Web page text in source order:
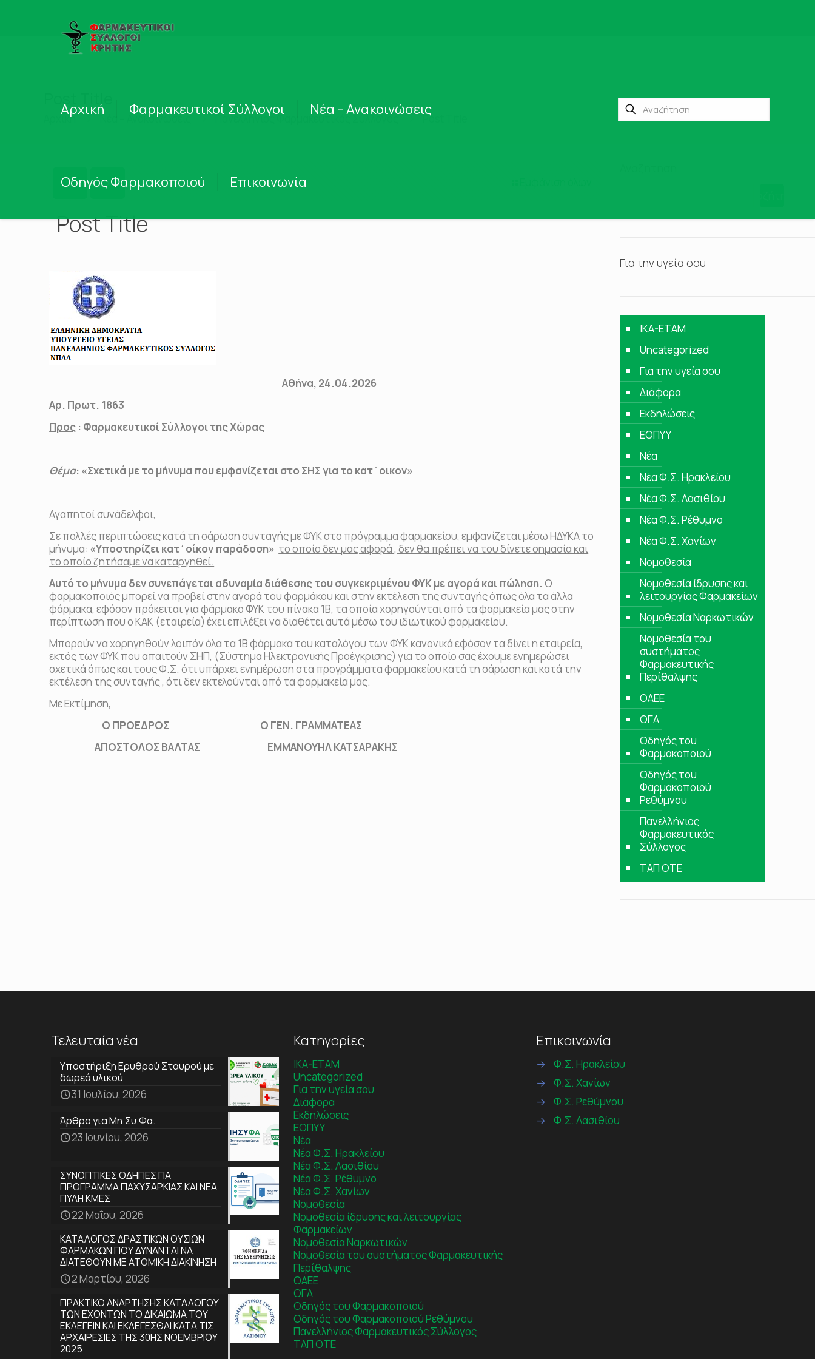
Αρχική Φαρμακευτικοί Σύλλογοι Νέα – Ανακοινώσεις
Οδηγός Φαρμακοποιού Επικοινωνία
Post Title
Αρχική Νέα – Ανακοινώσεις Πανελλήνιος Φαρμακευτικός Σύλλογος Post Title
Post Title
Αθήνα, 24.04.2026
Αρ. Πρωτ. 1863
Προς : Φαρμακευτικοί Σύλλογοι της Χώρας
Θέμα: «Σχετικά με το μήνυμα που εμφανίζεται στο ΣΗΣ για το κατ΄οικον»
Αγαπητοί συνάδελφοι,
Σε πολλές περιπτώσεις κατά τη σάρωση συνταγής με ΦΥΚ στο πρόγραμμα φαρμακείου, εμφανίζεται μέσω ΗΔΥΚΑ το
μήνυμα: «Υποστηρίζει κατ΄οίκον παράδοση» το οποίο δεν μας αφορά , δεν θα πρέπει να του δίνετε σημασία και
το οποίο ζητήσαμε να καταργηθεί.
Αυτό το μήνυμα δεν συνεπάγεται αδυναμία διάθεσης του συγκεκριμένου ΦΥΚ με αγορά και πώληση. Ο
φαρμακοποιός μπορεί να προβεί στην αγορά του φαρμάκου και στην εκτέλεση της συνταγής όπως όλα τα άλλα
φάρμακα, εφόσον πρόκειται για φάρμακο ΦΥΚ του πίνακα 1Β, τα οποία χορηγούνται από τα φαρμακεία μας στην
περίπτωση που ο ΚΑΚ (εταιρεία) έχει επιλέξει να διαθέτει αυτά μέσω του ιδιωτικού φαρμακείου.
Μπορούν να χορηγηθούν λοιπόν όλα τα 1Β φάρμακα του καταλόγου των ΦΥΚ κανονικά εφόσον τα δίνει η εταιρεία,
εκτός των ΦΥΚ που απαιτούν ΣΗΠ, (Σύστημα Ηλεκτρονικής Προέγκρισης) για το οποίο σας έχουμε ενημερώσει
σχετικά όπως και τους Φ.Σ. ότι υπάρχει ενημέρωση στα προγράμματα φαρμακείου κατά τη σάρωση και κατά την
εκτέλεση της συνταγής , ότι δεν εκτελούνται από τα φαρμακεία μας.
Με Εκτίμηση,
Ο ΠΡΟΕΔΡΟΣ Ο ΓΕΝ. ΓΡΑΜΜΑΤΕΑΣ
ΑΠΟΣΤΟΛΟΣ ΒΑΛΤΑΣ ΕΜΜΑΝΟΥΗΛ ΚΑΤΣΑΡΑΚΗΣ
Για την υγεία σου
IKA-ETAM
Uncategorized
Για την υγεία σου
Διάφορα
Εκδηλώσεις
ΕΟΠΥΥ
Νέα
Νέα Φ.Σ. Ηρακλείου
Νέα Φ.Σ. Λασιθίου
Νέα Φ.Σ. Ρέθυμνο
Νέα Φ.Σ. Χανίων
Νομοθεσία
Νομοθεσία ίδρυσης και
λειτουργίας Φαρμακείων
Νομοθεσία Ναρκωτικών
Νομοθεσία του
συστήματος
Φαρμακευτικής
Περίθαλψης
ΟΑΕΕ
ΟΓΑ
Οδηγός του
Φαρμακοποιού
Οδηγός του
Φαρμακοποιού
Ρεθύμνου
Πανελλήνιος
Φαρμακευτικός
Σύλλογος
ΤΑΠ ΟΤΕ
Τελευταία νέα
Υποστήριξη Ερυθρού Σταυρού με
δωρεά υλικού
31 Ιουλίου, 2026
Άρθρο για Μη.Συ.Φα.
23 Ιουνίου, 2026
ΣΥΝΟΠΤΙΚΕΣ ΟΔΗΓΙΕΣ ΓΙΑ
ΠΡΟΓΡΑΜΜΑ ΠΑΧΥΣΑΡΚΙΑΣ ΚΑΙ ΝΕΑ
ΠΥΛΗ ΚΜΕΣ
22 Μαΐου, 2026
ΚΑΤΑΛΟΓΟΣ ΔΡΑΣΤΙΚΩΝ ΟΥΣΙΩΝ
ΦΑΡΜΑΚΩΝ ΠΟΥ ΔΥΝΑΝΤΑΙ ΝΑ
ΔΙΑΤΕΘΟΥΝ ΜΕ ΑΤΟΜΙΚΗ ΔΙΑΚΙΝΗΣΗ
2 Μαρτίου, 2026
ΠΡΑΚΤΙΚΟ ΑΝΑΡΤΗΣΗΣ ΚΑΤΑΛΟΓΟΥ
ΤΩΝ ΕΧΟΝΤΩΝ ΤΟ ΔΙΚΑΙΩΜΑ ΤΟΥ
ΕΚΛΕΓΕΙΝ ΚΑΙ ΕΚΛΕΓΕΣΘΑΙ ΚΑΤΑ ΤΙΣ
ΑΡΧΑΙΡΕΣΙΕΣ ΤΗΣ 30ΗΣ ΝΟΕΜΒΡΙΟΥ
2025
Κατηγορίες
IKA-ETAM
Uncategorized
Για την υγεία σου
Διάφορα
Εκδηλώσεις
ΕΟΠΥΥ
Νέα
Νέα Φ.Σ. Ηρακλείου
Νέα Φ.Σ. Λασιθίου
Νέα Φ.Σ. Ρέθυμνο
Νέα Φ.Σ. Χανίων
Νομοθεσία
Νομοθεσία ίδρυσης και λειτουργίας
Φαρμακείων
Νομοθεσία Ναρκωτικών
Νομοθεσία του συστήματος Φαρμακευτικής
Περίθαλψης
ΟΑΕΕ
ΟΓΑ
Οδηγός του Φαρμακοποιού
Οδηγός του Φαρμακοποιού Ρεθύμνου
Πανελλήνιος Φαρμακευτικός Σύλλογος
ΤΑΠ ΟΤΕ
Επικοινωνία
→
Φ.Σ. Ηρακλείου
→
Φ.Σ. Χανίων
→
Φ.Σ. Ρεθύμνου
→
Φ.Σ. Λασιθίου